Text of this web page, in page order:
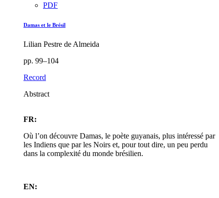
PDF
Damas et le Brésil
Lilian Pestre de Almeida
pp. 99–104
Record
Abstract
FR:
Où l’on découvre Damas, le poète guyanais, plus intéressé par
les Indiens que par les Noirs et, pour tout dire, un peu perdu
dans la complexité du monde brésilien.
EN: